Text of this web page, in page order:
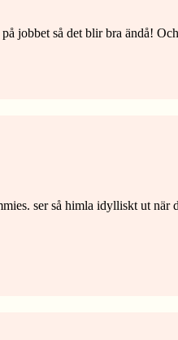
jobbet så det blir bra ändå!
ser så himla idylliskt ut när